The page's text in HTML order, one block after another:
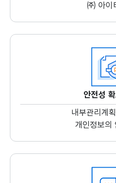
㈜ 아이
안전성
내부관리계
개인정보의